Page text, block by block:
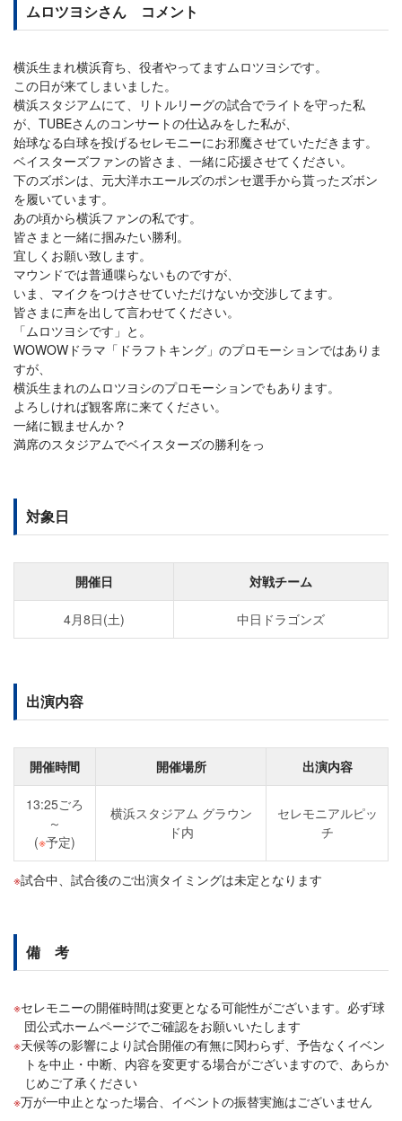
ムロツヨシさん コメント
横浜生まれ横浜育ち、役者やってますムロツヨシです。
この日が来てしまいました。
横浜スタジアムにて、リトルリーグの試合でライトを守った私
が、TUBEさんのコンサートの仕込みをした私が、
始球なる白球を投げるセレモニーにお邪魔させていただきます。
ベイスターズファンの皆さま、一緒に応援させてください。
下のズボンは、元大洋ホエールズのポンセ選手から貰ったズボン
を履いています。
あの頃から横浜ファンの私です。
皆さまと一緒に掴みたい勝利。
宜しくお願い致します。
マウンドでは普通喋らないものですが、
いま、マイクをつけさせていただけないか交渉してます。
皆さまに声を出して言わせてください。
「ムロツヨシです」と。
WOWOWドラマ「ドラフトキング」のプロモーションではありま
すが、
横浜生まれのムロツヨシのプロモーションでもあります。
よろしければ観客席に来てください。
一緒に観ませんか？
満席のスタジアムでベイスターズの勝利をっ
対象日
開催日 対戦チーム
4月8日(土) 中日ドラゴンズ
出演内容
開催時間 開催場所 出演内容
13:25ごろ
～
(※予定)
横浜スタジアム グラウン
ド内
セレモニアルピッ
チ
試合中、試合後のご出演タイミングは未定となります
備 考
セレモニーの開催時間は変更となる可能性がございます。必ず球
団公式ホームページでご確認をお願いいたします
天候等の影響により試合開催の有無に関わらず、予告なくイベン
トを中止・中断、内容を変更する場合がございますので、あらか
じめご了承ください
万が一中止となった場合、イベントの振替実施はございません